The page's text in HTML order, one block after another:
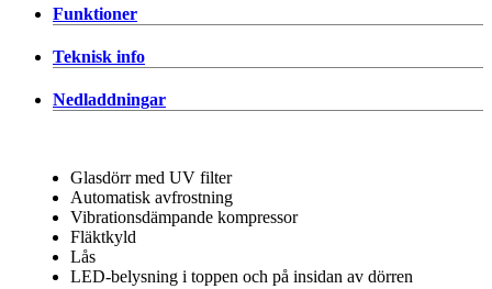
Funktioner
Teknisk info
Nedladdningar
Glasdörr med UV filter
Automatisk avfrostning
Vibrationsdämpande kompressor
Fläktkyld
Lås
LED-belysning i toppen och på insidan av dörren